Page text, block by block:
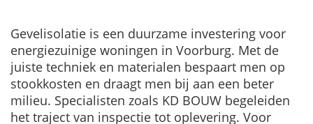
Gevelisolatie is een duurzame investering voor
energiezuinige woningen in Voorburg. Met de
juiste techniek en materialen bespaart men op
stookkosten en draagt men bij aan een beter
milieu. Specialisten zoals KD BOUW begeleiden
het traject van inspectie tot oplevering. Voor